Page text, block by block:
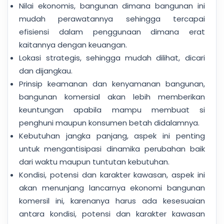
Nilai ekonomis, bangunan dimana bangunan ini
mudah perawatannya sehingga tercapai
efisiensi dalam penggunaan dimana erat
kaitannya dengan keuangan.
Lokasi strategis, sehingga mudah dilihat, dicari
dan dijangkau.
Prinsip keamanan dan kenyamanan bangunan,
bangunan komersial akan lebih memberikan
keuntungan apabila mampu membuat si
penghuni maupun konsumen betah didalamnya.
Kebutuhan jangka panjang, aspek ini penting
untuk mengantisipasi dinamika perubahan baik
dari waktu maupun tuntutan kebutuhan.
Kondisi, potensi dan karakter kawasan, aspek ini
akan menunjang lancarnya ekonomi bangunan
komersil ini, karenanya harus ada kesesuaian
antara kondisi, potensi dan karakter kawasan